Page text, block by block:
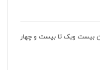
بیست ویک تا بیست و چهار